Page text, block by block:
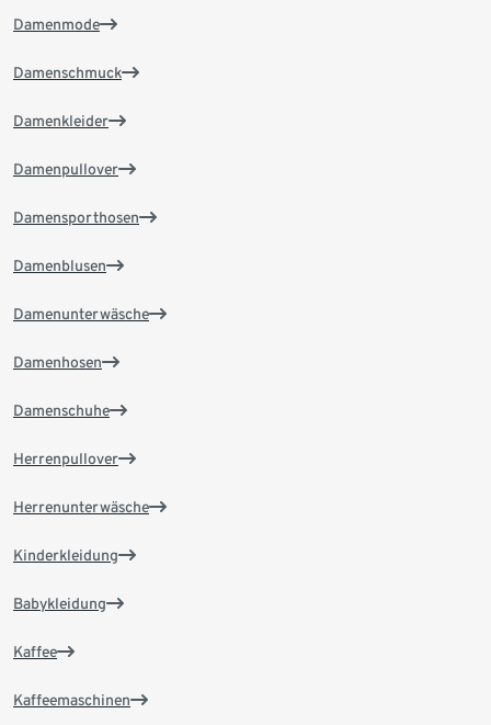
Damenmode
Damenschmuck
Damenkleider
Damenpullover
Damensporthosen
Damenblusen
Damenunterwäsche
Damenhosen
Damenschuhe
Herrenpullover
Herrenunterwäsche
Kinderkleidung
Babykleidung
Kaffee
Kaffeemaschinen